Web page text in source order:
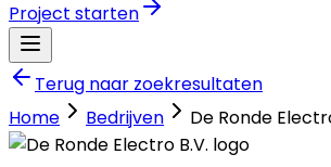
Project starten
Terug naar zoekresultaten
Home
Bedrijven De Ronde